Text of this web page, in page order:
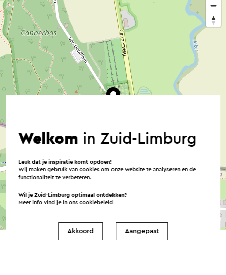
→ Plan je route
Welkom in Zuid-Limburg
Leuk dat je inspiratie komt opdoen!
Wij maken gebruik van cookies om onze website te analyseren en de
functionaliteit te verbeteren.
Wil je Zuid-Limburg optimaal ontdekken?
Meer info vind je in onscookiebeleid
Akkoord Aangepast